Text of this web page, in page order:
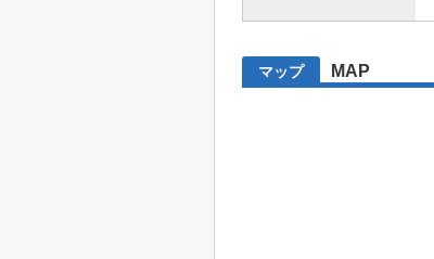
マップ MAP